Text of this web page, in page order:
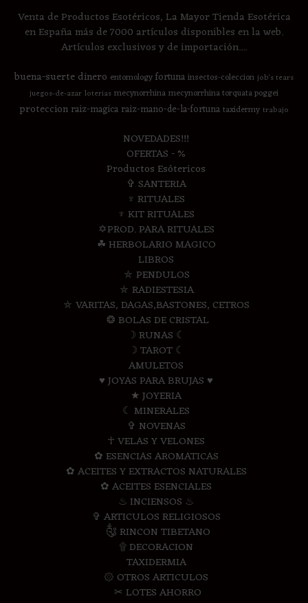
Venta de Productos Esotéricos, La Mayor Tienda Esotérica
en España más de 7000 artículos disponibles en la web.
Artículos exclusivos y de importación....
buena-suertedinero entomologyfortunainsectos-coleccion job's tears
juegos-de-azar loterias mecynorrhinamecynorrhina torquata poggei
proteccion raiz-magica raiz-mano-de-la-fortunataxidermy trabajo
NOVEDADES!!!
OFERTAS - %
Productos Esótericos
✞ SANTERIA
♆ RITUALES
♆ KIT RITUALES
✡PROD. PARA RITUALES
☘ HERBOLARIO MAGICO
LIBROS
⛤ PENDULOS
⛤ RADIESTESIA
⛤ VARITAS, DAGAS,BASTONES, CETROS
❂ BOLAS DE CRISTAL
☽ RUNAS ☾
☽ TAROT ☾
AMULETOS
♥ JOYAS PARA BRUJAS ♥
★ JOYERIA
☾ MINERALES
✞ NOVENAS
☥ VELAS Y VELONES
✿ ESENCIAS AROMATICAS
✿ ACEITES Y EXTRACTOS NATURALES
✿ ACEITES ESENCIALES
♨ INCIENSOS ♨
✞ ARTICULOS RELIGIOSOS
༃ RINCON TIBETANO
۩ DECORACION
TAXIDERMIA
۞ OTROS ARTICULOS
✂ LOTES AHORRO